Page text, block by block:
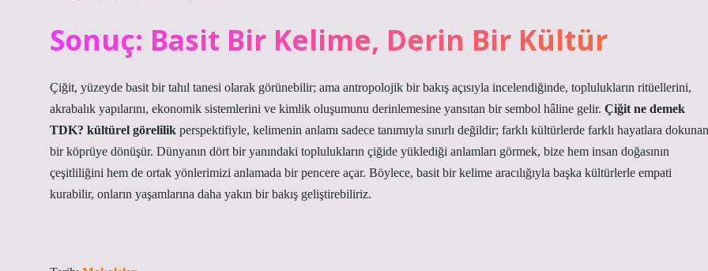
Sonuç: Basit Bir Kelime, Derin Bir Kültür
Çiğit, yüzeyde basit bir tahıl tanesi olarak görünebilir; ama antropolojik bir bakış açısıyla incelendiğinde, toplulukların ritüellerini,
akrabalık yapılarını, ekonomik sistemlerini ve kimlik oluşumunu derinlemesine yansıtan bir sembol hâline gelir. Çiğit ne demek
TDK? kültürel görelilik perspektifiyle, kelimenin anlamı sadece tanımıyla sınırlı değildir; farklı kültürlerde farklı hayatlara dokunan
bir köprüye dönüşür. Dünyanın dört bir yanındaki toplulukların çiğide yüklediği anlamları görmek, bize hem insan doğasının
çeşitliliğini hem de ortak yönlerimizi anlamada bir pencere açar. Böylece, basit bir kelime aracılığıyla başka kültürlerle empati
kurabilir, onların yaşamlarına daha yakın bir bakış geliştirebiliriz.